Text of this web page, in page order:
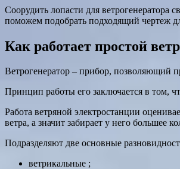
Соорудить лопасти для
поможем подобрать подходящий чертеж
Как работает простой
Ветрогенератор – прибор, позволяющий
Принцип работы его заключается в том,
Работа ветряной электростанции
ветра, а значит забирает у него большее
Подразделяют две основные
ветрикальные ;